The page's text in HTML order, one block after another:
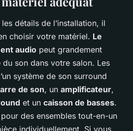
détails de l’installation, il
choisir votre matériel. Le
audio peut grandement
son dans votre salon. Les
système de son surround
de son, un amplificateur,
et un caisson de basses.
des ensembles tout-en-un
individuellement. Si vous